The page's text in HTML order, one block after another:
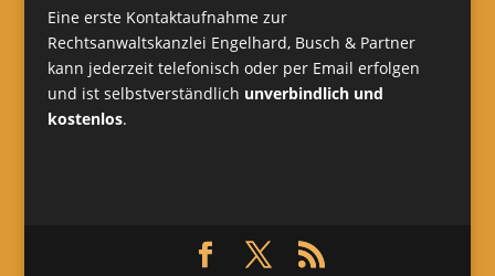
Eine erste Kontaktaufnahme zur
Rechtsanwaltskanzlei Engelhard, Busch & Partner
kann jederzeit telefonisch oder per Email erfolgen
und ist selbstverständlich unverbindlich und
kostenlos.